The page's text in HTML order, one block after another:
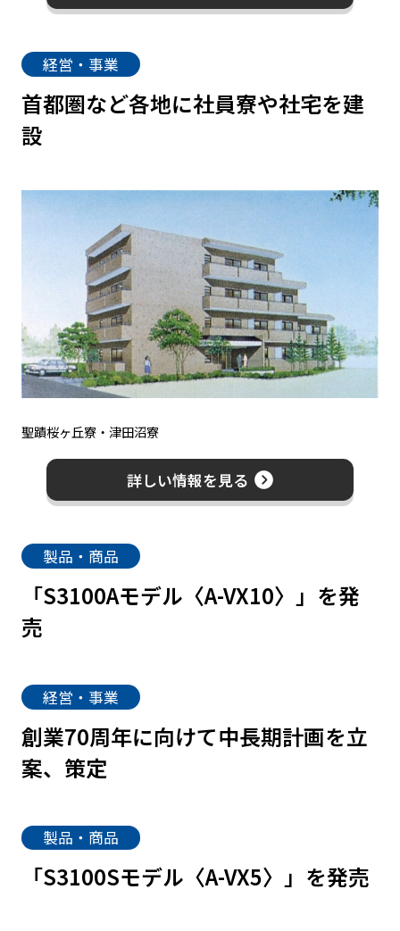
経営・事業
首都圏など各地に社員寮や社宅を建
設
聖蹟桜ヶ丘寮・津田沼寮
詳しい情報を見る
製品・商品
「S3100Aモデル〈A-VX10〉」を発
売
経営・事業
創業70周年に向けて中長期計画を立
案、策定
製品・商品
「S3100Sモデル〈A-VX5〉」を発売